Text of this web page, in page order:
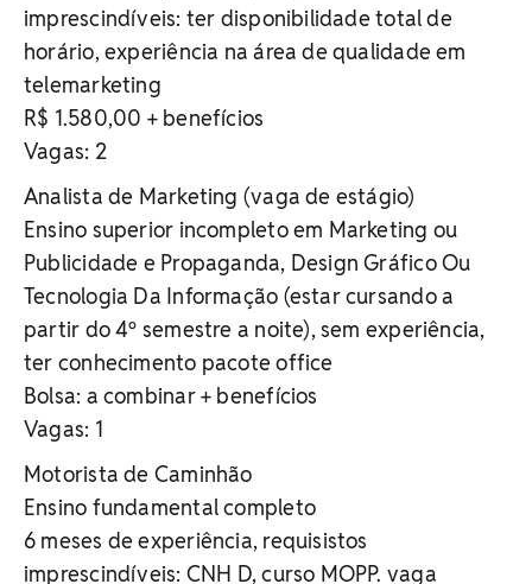
imprescindíveis: ter disponibilidade total de
horário, experiência na área de qualidade em
telemarketing
R$ 1.580,00 + benefícios
Vagas: 2
Analista de Marketing (vaga de estágio)
Ensino superior incompleto em Marketing ou
Publicidade e Propaganda, Design Gráfico Ou
Tecnologia Da Informação (estar cursando a
partir do 4º semestre a noite), sem experiência,
ter conhecimento pacote office
Bolsa: a combinar + benefícios
Vagas: 1
Motorista de Caminhão
Ensino fundamental completo
6 meses de experiência, requisistos
imprescindíveis: CNH D, curso MOPP. vaga